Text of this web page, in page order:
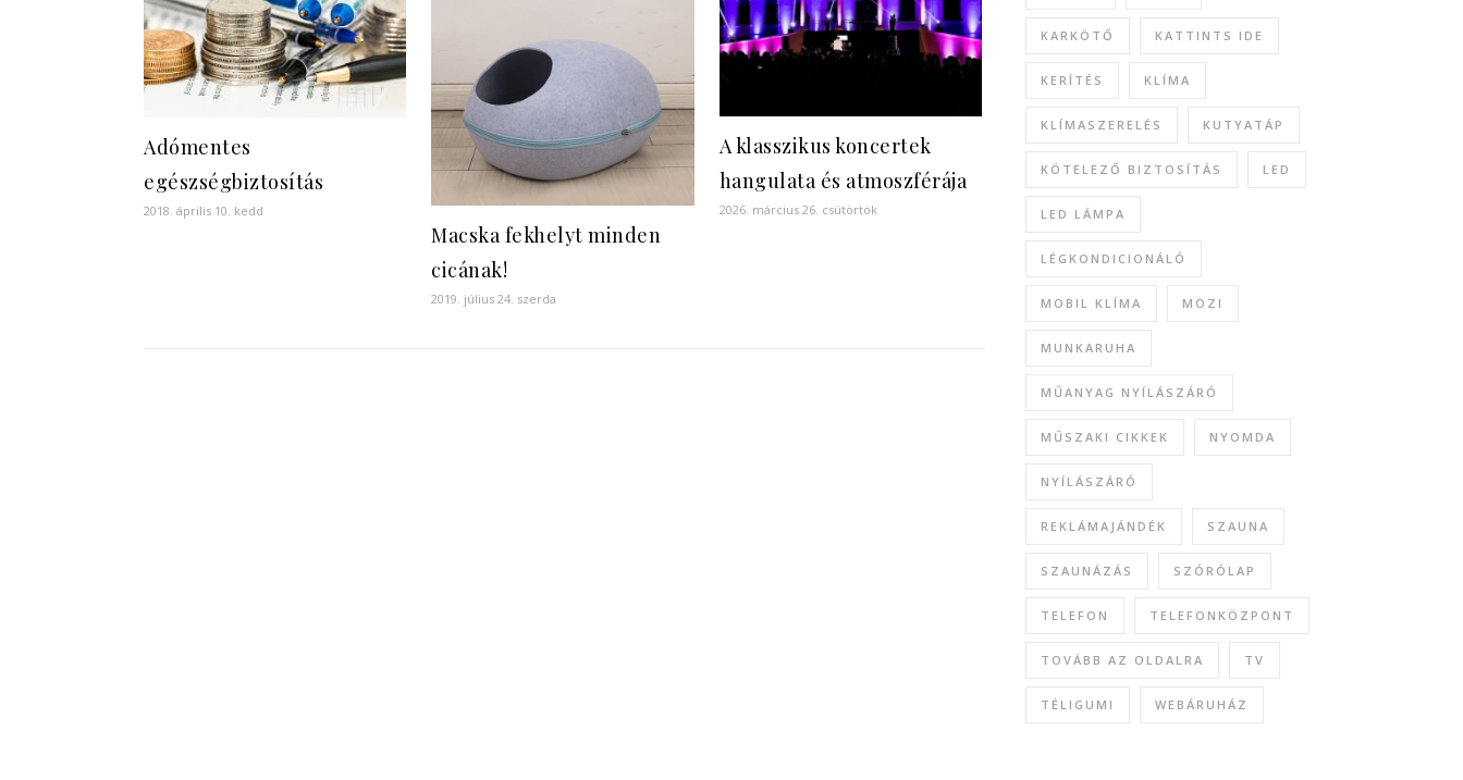
Adómentes
egészségbiztosítás
2018. április 10. kedd
Macska fekhelyt minden
cicának!
2019. július 24. szerda
A klasszikus koncertek
hangulata és atmoszférája
2026. március 26. csütörtök
KARKÖTŐ KATTINTS IDE
KERÍTÉS KLÍMA
KLÍMASZERELÉS KUTYATÁP
KÖTELEZŐ BIZTOSÍTÁS LED
LED LÁMPA
LÉGKONDICIONÁLÓ
MOBIL KLÍMA MOZI
MUNKARUHA
MŰANYAG NYÍLÁSZÁRÓ
MŰSZAKI CIKKEK NYOMDA
NYÍLÁSZÁRÓ
REKLÁMAJÁNDÉK SZAUNA
SZAUNÁZÁS SZÓRÓLAP
TELEFON TELEFONKÖZPONT
TOVÁBB AZ OLDALRA TV
TÉLIGUMI WEBÁRUHÁZ